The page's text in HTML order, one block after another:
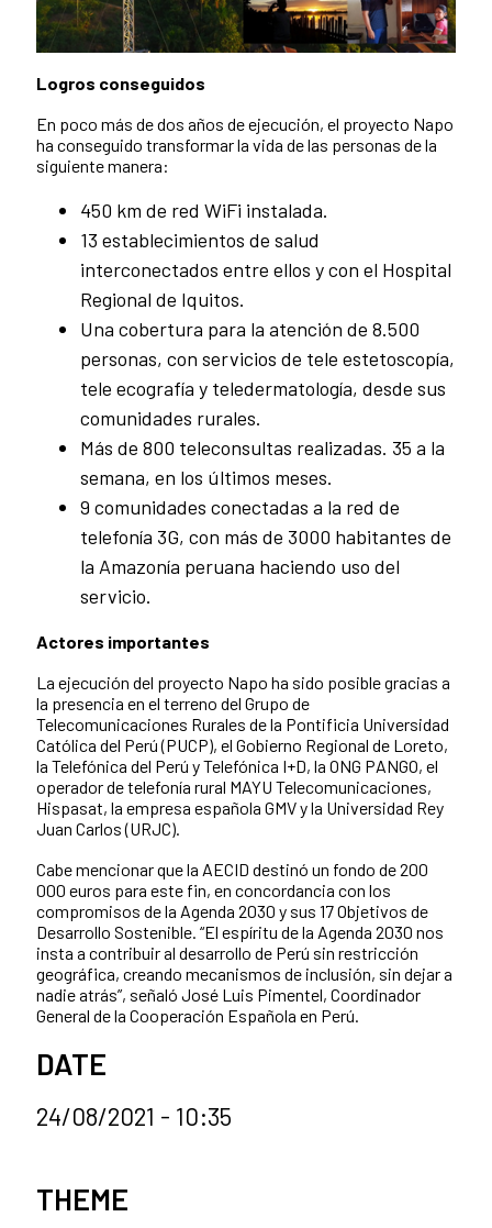
Logros conseguidos
En poco más de dos años de ejecución, el proyecto Napo
ha conseguido transformar la vida de las personas de la
siguiente manera:
450 km de red WiFi instalada.
13 establecimientos de salud
interconectados entre ellos y con el Hospital
Regional de Iquitos.
Una cobertura para la atención de 8.500
personas, con servicios de tele estetoscopía,
tele ecografía y teledermatología, desde sus
comunidades rurales.
Más de 800 teleconsultas realizadas. 35 a la
semana, en los últimos meses.
9 comunidades conectadas a la red de
telefonía 3G, con más de 3000 habitantes de
la Amazonía peruana haciendo uso del
servicio.
Actores importantes
La ejecución del proyecto Napo ha sido posible gracias a
la presencia en el terreno del Grupo de
Telecomunicaciones Rurales de la Pontificia Universidad
Católica del Perú (PUCP), el Gobierno Regional de Loreto,
la Telefónica del Perú y Telefónica I+D, la ONG PANGO, el
operador de telefonía rural MAYU Telecomunicaciones,
Hispasat, la empresa española GMV y la Universidad Rey
Juan Carlos (URJC).
Cabe mencionar que la AECID destinó un fondo de 200
000 euros para este fin, en concordancia con los
compromisos de la Agenda 2030 y sus 17 Objetivos de
Desarrollo Sostenible. “El espíritu de la Agenda 2030 nos
insta a contribuir al desarrollo de Perú sin restricción
geográfica, creando mecanismos de inclusión, sin dejar a
nadie atrás”, señaló José Luis Pimentel, Coordinador
General de la Cooperación Española en Perú.
DATE
24/08/2021 - 10:35
News categories
THEME